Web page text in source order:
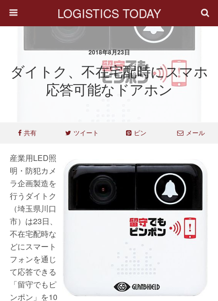
LOGISTICS TODAY
2018年8月23日
ダイトク、不在宅配時にスマホ
応答可能なドアホン
共有 ツイート ピン メール
産業用LED照
明・防犯カメ
ラ企画製造を
行うダイトク
（埼玉県川口
市）は23日、
不在宅配時な
どにスマート
フォンを通じ
て応答できる
「留守でもピ
ンポン」を10